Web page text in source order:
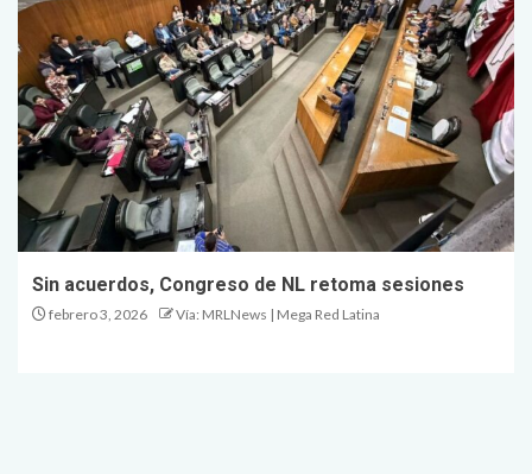
Sin acuerdos, Congreso de NL retoma sesiones
febrero 3, 2026 Vía: MRLNews | Mega Red Latina